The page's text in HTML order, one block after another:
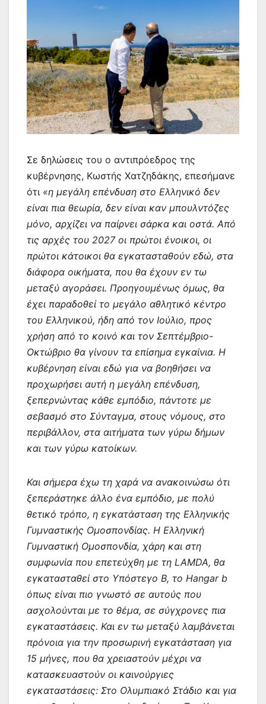
Σε δηλώσεις του ο αντιπρόεδρος της
κυβέρνησης, Κωστής Χατζηδάκης, επεσήμανε
ότι «η μεγάλη επένδυση στο Ελληνικό δεν
είναι πια θεωρία, δεν είναι καν μπουλντόζες
μόνο, αρχίζει να παίρνει σάρκα και οστά. Από
τις αρχές του 2027 οι πρώτοι ένοικοι, οι
πρώτοι κάτοικοι θα εγκατασταθούν εδώ, στα
διάφορα οικήματα, που θα έχουν εν τω
μεταξύ αγοράσει. Προηγουμένως όμως, θα
έχει παραδοθεί το μεγάλο αθλητικό κέντρο
του Ελληνικού, ήδη από τον Ιούλιο, προς
χρήση από το κοινό και τον Σεπτέμβριο-
Οκτώβριο θα γίνουν τα επίσημα εγκαίνια. Η
κυβέρνηση είναι εδώ για να βοηθήσει να
προχωρήσει αυτή η μεγάλη επένδυση,
ξεπερνώντας κάθε εμπόδιο, πάντοτε με
σεβασμό στο Σύνταγμα, στους νόμους, στο
περιβάλλον, στα αιτήματα των γύρω δήμων
και των γύρω κατοίκων.
Και σήμερα έχω τη χαρά να ανακοινώσω ότι
ξεπεράστηκε άλλο ένα εμπόδιο, με πολύ
θετικό τρόπο, η εγκατάσταση της Ελληνικής
Γυμναστικής Ομοσπονδίας. Η Ελληνική
Γυμναστική Ομοσπονδία, χάρη και στη
συμφωνία που επετεύχθη με τη LAMDA, θα
εγκατασταθεί στο Υπόστεγο Β, το Hangar b
όπως είναι πιο γνωστό σε αυτούς που
ασχολούνται με το θέμα, σε σύγχρονες πια
εγκαταστάσεις. Και εν τω μεταξύ λαμβάνεται
πρόνοια για την προσωρινή εγκατάσταση για
15 μήνες, που θα χρειαστούν μέχρι να
κατασκευαστούν οι καινούργιες
εγκαταστάσεις: Στο Ολυμπιακό Στάδιο και για